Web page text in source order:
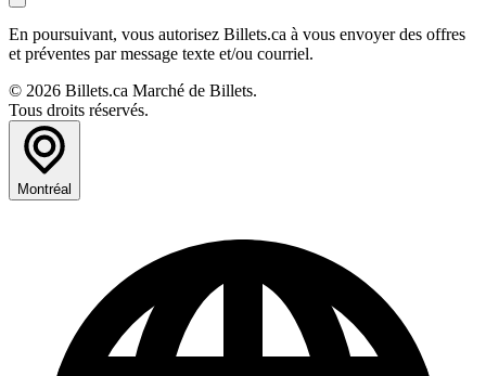
En poursuivant, vous autorisez Billets.ca à vous envoyer des offres
et préventes par message texte et/ou courriel.
© 2026 Billets.ca Marché de Billets.
Tous droits réservés.
Montréal